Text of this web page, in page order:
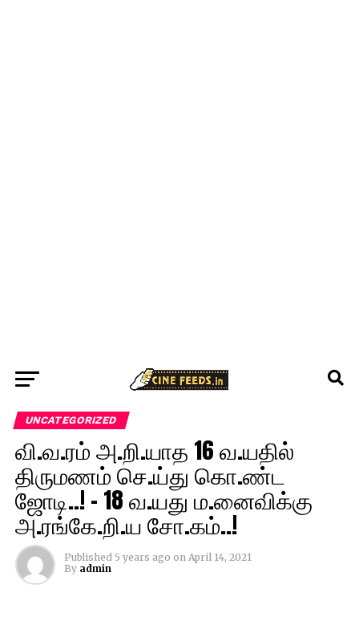
UNCATEGORIZED
வி.வ.ரம் அ.றி.யாத 16 வ.யதில்
திருமணம் செ.ய்து கொ.ண்ட
ஜோடி..! – 18 வ.யது ம.னைவிக்கு
அ.ரங்கே.றி.ய சோ.கம்..!
Published 5 years ago on April 14, 2021
By admin